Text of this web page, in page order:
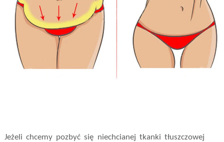
Jeżeli chcemy pozbyć się niechcianej tkanki tłuszczowej